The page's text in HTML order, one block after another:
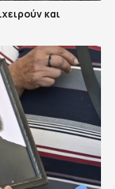
και